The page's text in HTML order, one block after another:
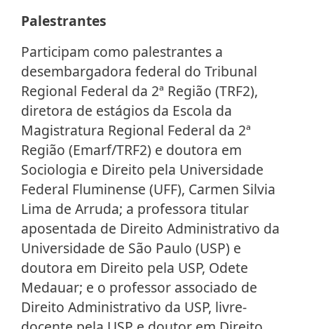
Palestrantes
Participam como palestrantes a
desembargadora federal do Tribunal
Regional Federal da 2ª Região (TRF2),
diretora de estágios da Escola da
Magistratura Regional Federal da 2ª
Região (Emarf/TRF2) e doutora em
Sociologia e Direito pela Universidade
Federal Fluminense (UFF), Carmen Silvia
Lima de Arruda; a professora titular
aposentada de Direito Administrativo da
Universidade de São Paulo (USP) e
doutora em Direito pela USP, Odete
Medauar; e o professor associado de
Direito Administrativo da USP, livre-